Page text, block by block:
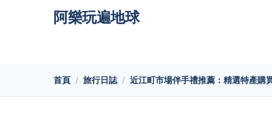
阿樂玩遍地球
首頁 旅行日誌 近江町市場伴手禮推薦：精選特產購